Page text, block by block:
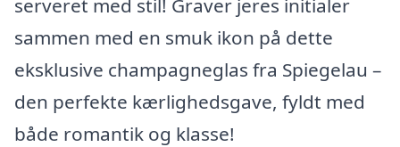
serveret med stil! Graver jeres initialer
sammen med en smuk ikon på dette
eksklusive champagneglas fra Spiegelau –
den perfekte kærlighedsgave, fyldt med
både romantik og klasse!